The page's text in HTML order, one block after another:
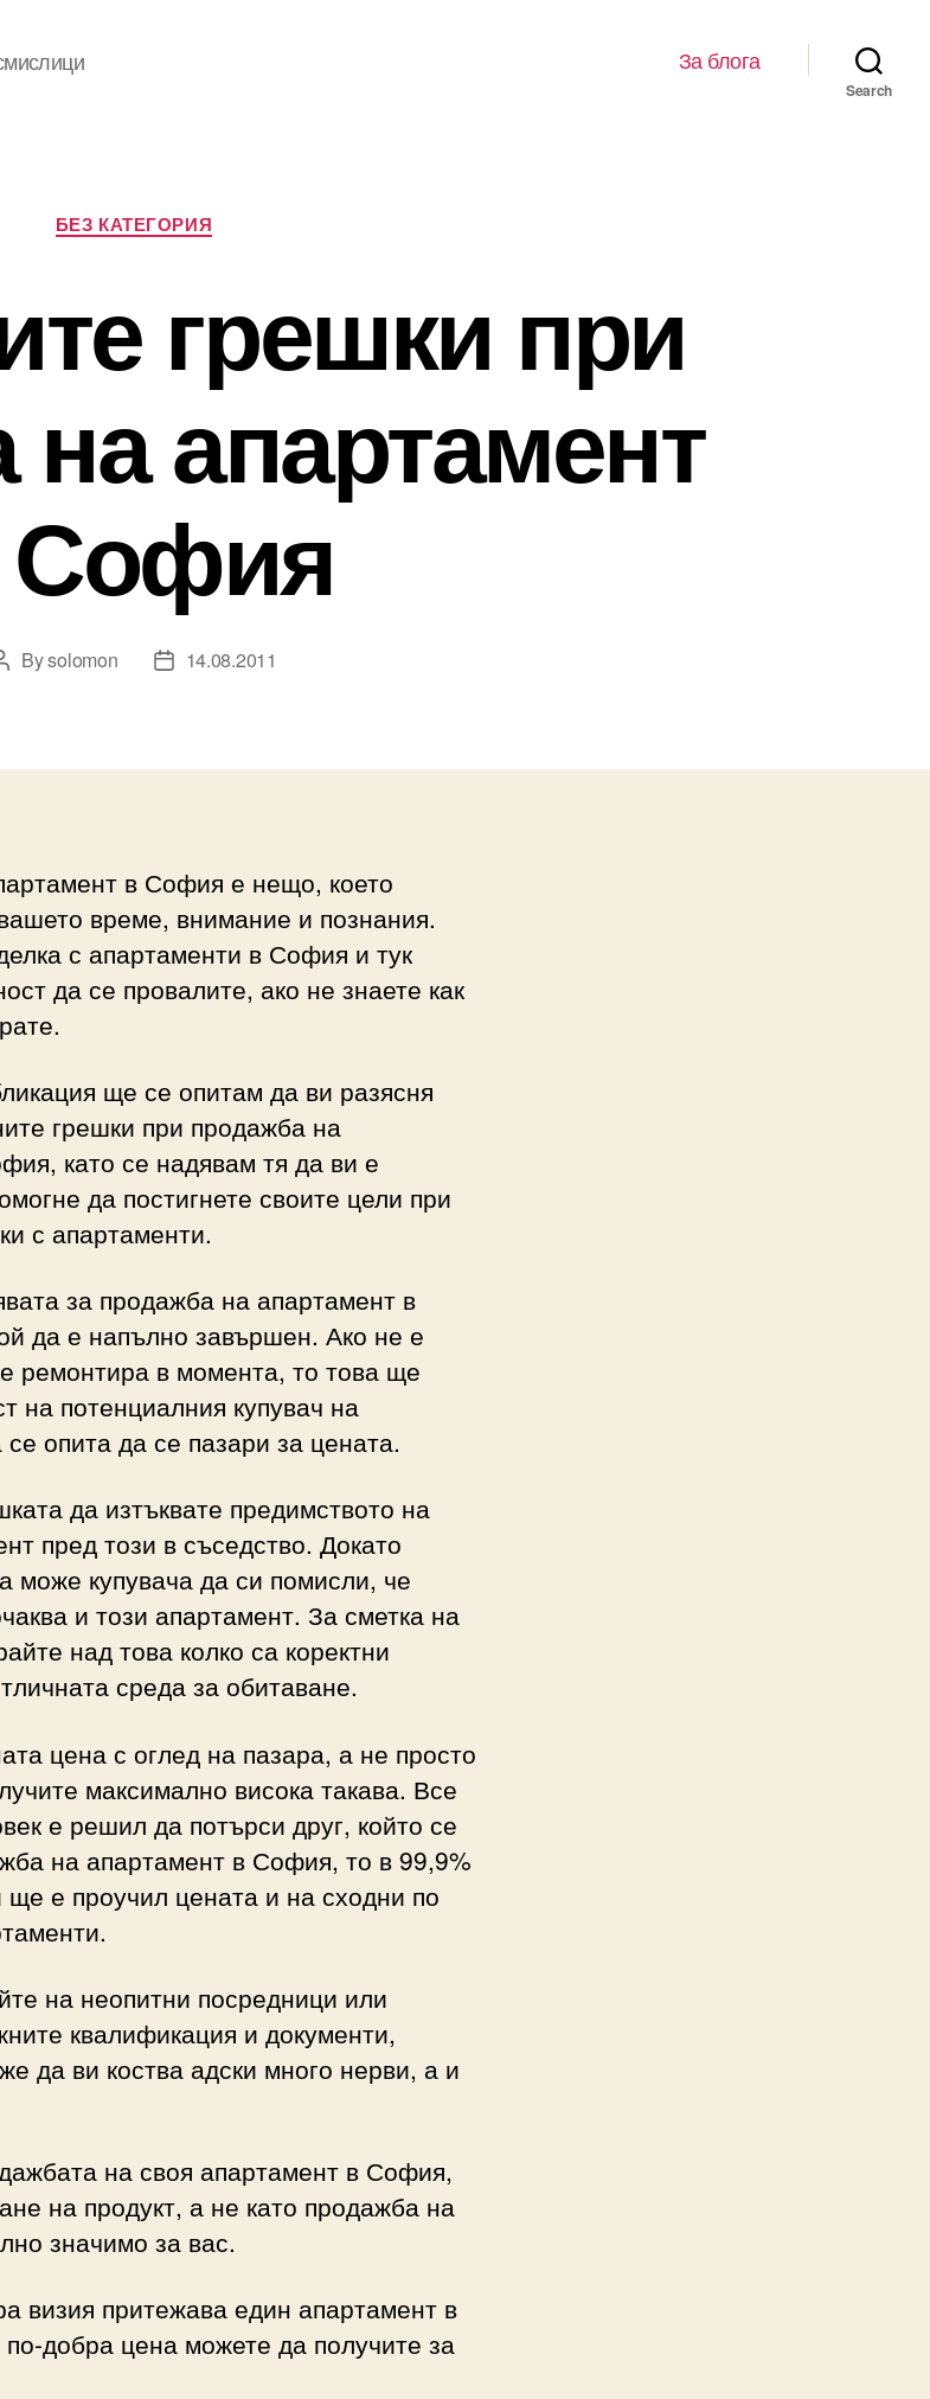
За блога
Search
Categories
БЕЗ КАТЕГОРИЯ
грешки при
апартамент
София
PostBysolomon
Post14.08.2011
в София е нещо, което
време, внимание и познания.
с апартаменти в София и тук
да се провалите, ако не знаете как
ще се опитам да ви разясня
грешки при продажба на
като се надявам тя да ви е
да постигнете своите цели при
с апартаменти.
за продажба на апартамент в
да е напълно завършен. Ако не е
ремонтира в момента, то това ще
на потенциалния купувач на
опита да се пазари за цената.
да изтъквате предимството на
пред този в съседство. Докато
може купувача да си помисли, че
и този апартамент. За сметка на
над това колко са коректни
среда за обитаване.
цена с оглед на пазара, а не просто
максимално висока такава. Все
е решил да потърси друг, който се
на апартамент в София, то в 99,9%
ще е проучил цената и на сходни по
на неопитни посредници или
квалификация и документи,
да ви коства адски много нерви, а и
на своя апартамент в София,
на продукт, а не като продажба на
значимо за вас.
визия притежава един апартамент в
добра цена можете да получите за